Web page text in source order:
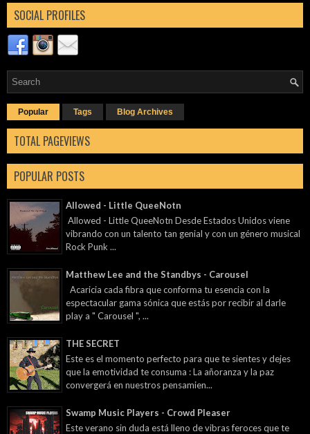
SOCIAL PROFILES
Popular Tags Blog Archives
TOTAL PAGEVIEWS
POPULAR POSTS
Allowed - Little QueeNotn
Allowed - Little QueeNotn Desde Estados Unidos viene
vibrando con un talento tan genial y con un género musical
Rock Punk ...
Matthew Lee and the Standbys - Carousel
Acaricia cada fibra que conforma tu esencia con la
espectacular gama sónica que estás por recibir al darle
play a " Carousel ", ...
THE SECRET
Este es el momento perfecto para que te sientes y dejes
que la emotividad te consuma : La añoranza y la paz
convergerá en nuestros pensamien...
Swamp Music Players - Crowd Pleaser
Este verano sin duda está lleno de vibras feroces que te